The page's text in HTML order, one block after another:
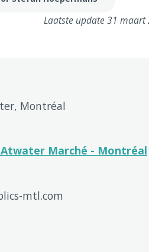
Laatste update 31 maart
Montréal
Marché - Montréal
mtl.com